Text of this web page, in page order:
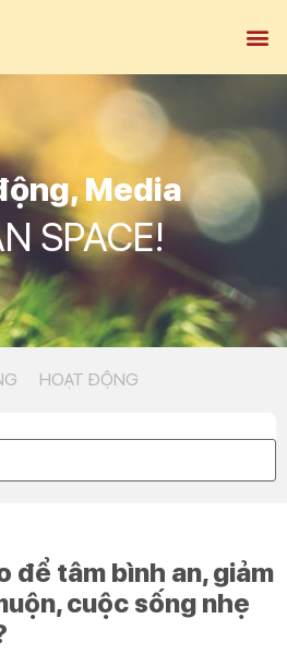
, Media
SPACE!
HOẠT ĐỘNG
để tâm bình an, giảm
cuộc sống nhẹ